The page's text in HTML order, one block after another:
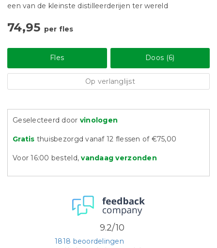
een van de kleinste distilleerderijen ter wereld
74,95 per fles
Fles Doos (6)
Op verlanglijst
Geselecteerd door vinologen
Gratis thuisbezorgd vanaf 12 flessen of €75,00
Voor 16:00 besteld,vandaag verzonden
1818 beoordelingen
9.2/10